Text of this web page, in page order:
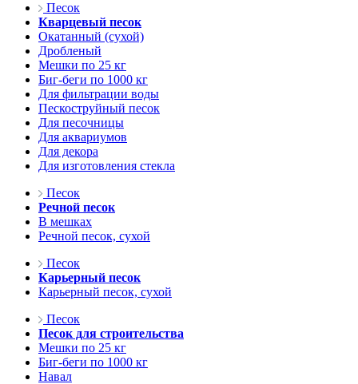
Песок
Кварцевый песок
Окатанный (сухой)
Дробленый
Мешки по 25 кг
Биг-беги по 1000 кг
Для фильтрации воды
Пескоструйный песок
Для песочницы
Для аквариумов
Для декора
Для изготовления стекла
Песок
Речной песок
В мешках
Речной песок, сухой
Песок
Карьерный песок
Карьерный песок, сухой
Песок
Песок для строительства
Мешки по 25 кг
Биг-беги по 1000 кг
Навал